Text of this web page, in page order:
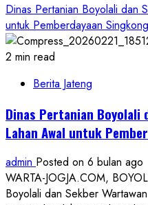
Dinas Pertanian Boyolali dan
untuk Pemberdayaan
2 min read
Berita Jateng
Dinas Pertanian Boyolali
Lahan Awal untuk
admin Posted on 6 bulan ago
WARTA-JOGJA.COM,
Boyolali dan Sekber